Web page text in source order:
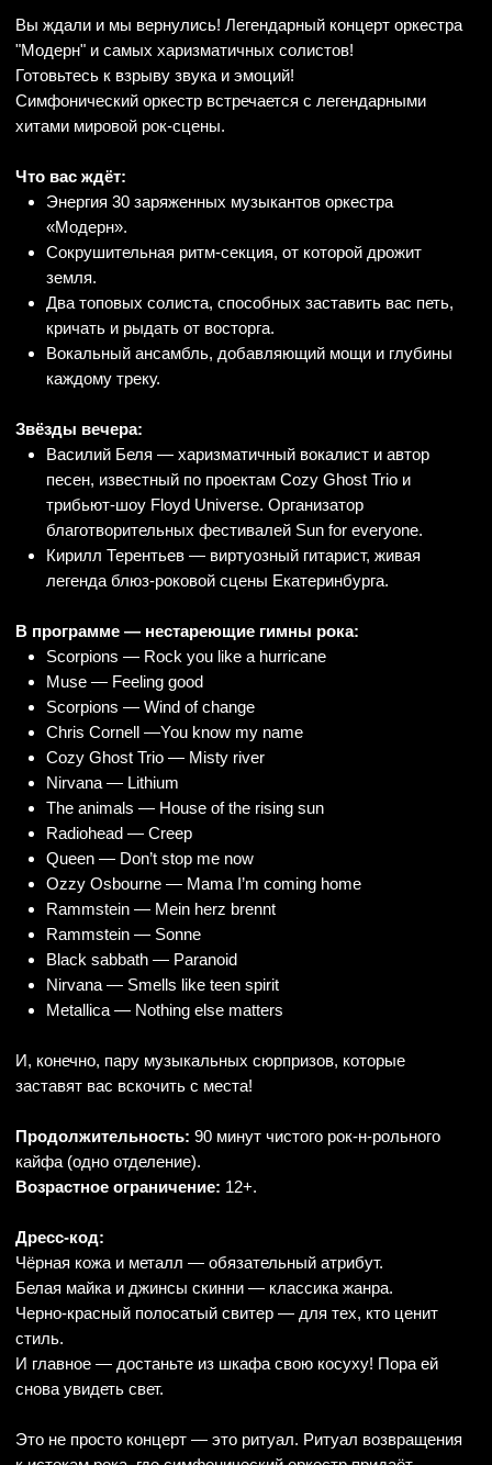
Звёзды вечера:
песен, известный по проектам Cozy Ghost Trio и
трибьют‑шоу Floyd Universe. Организатор
благотворительных фестивалей Sun for everyone.
Кирилл Терентьев — виртуозный гитарист, живая
легенда блюз‑роковой сцены Екатеринбурга.
Scorpions — Rock you like a hurricane
Muse — Feeling good
Scorpions — Wind of change
Chris Cornell —You know my name
Cozy Ghost Trio — Misty river
Nirvana — Lithium
Radiohead — Creep
Queen — Don’t stop me now
Ozzy Osbourne — Mama I’m coming home
Rammstein — Sonne
Metallica — Nothing else matters
И, конечно, пару музыкальных сюрпризов, которые
заставят вас вскочить с места!
Продолжительность:90 минут чистого рок‑н‑рольного
Возрастное ограничение: 12+.
Белая майка и джинсы скинни — классика жанра.
Черно‑красный полосатый свитер — для тех, кто ценит
И главное — достаньте из шкафа свою косуху! Пора ей
снова увидеть свет.
Это не просто концерт — это ритуал. Ритуал возвращения
к истокам рока, где симфонический оркестр придаёт
знакомым хитам новое, ошеломляющее звучание.
концерте!
Вятская филармония имени П.И. Чайковского — это
место, где любители музыки и искусства могут
насладиться разнообразными концертами и
Вятская филармония
Место проведения